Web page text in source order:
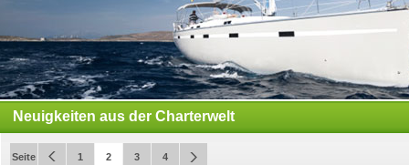
Die günstigsten Charteryachten auf yachten-online
Neuigkeiten aus der Charterwelt
Seite 1 2 3 4